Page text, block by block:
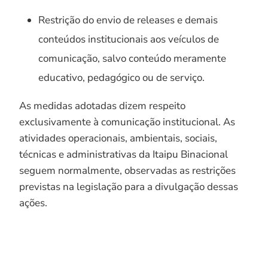
Restrição do envio de releases e demais
conteúdos institucionais aos veículos de
comunicação, salvo conteúdo meramente
educativo, pedagógico ou de serviço.
As medidas adotadas dizem respeito
exclusivamente à comunicação institucional. As
atividades operacionais, ambientais, sociais,
técnicas e administrativas da Itaipu Binacional
seguem normalmente, observadas as restrições
previstas na legislação para a divulgação dessas
ações.